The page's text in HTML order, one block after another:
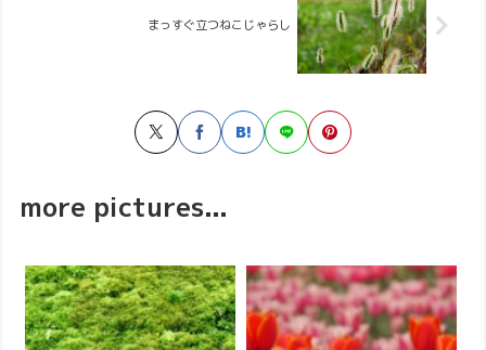
まっすぐ立つねこじゃらし
more pictures...